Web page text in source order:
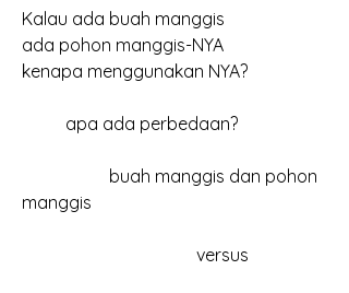
Kalau ada buah manggis
ada pohon manggis-NYA
kenapa menggunakan NYA?
	apa ada perbedaan?
manggis
				versus